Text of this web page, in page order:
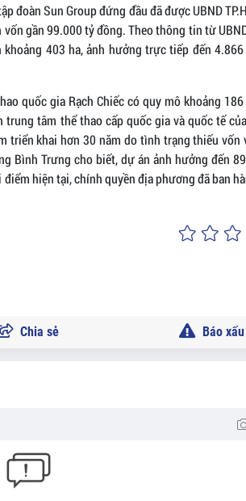
đoàn Sun Group đứng đầu đã được UBND
gần 99.000 tỷ đồng. Theo thông tin từ
403 ha, ảnh hưởng trực tiếp đến
quốc gia Rạch Chiếc có quy mô khoảng
tâm thể thao cấp quốc gia và quốc tế
triển khai hơn 30 năm do tình trạng thiếu vốn
Bình Trưng cho biết, dự án ảnh hưởng đến
hiện tại, chính quyền địa phương đã ban
Chia sẻ Báo xấu